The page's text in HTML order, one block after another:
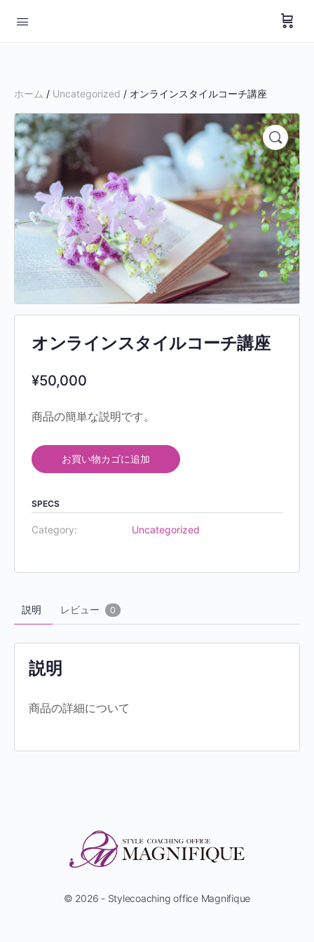
ホーム / Uncategorized / オンラインスタイルコーチ講座
🔍
オンラインスタイルコーチ講座
¥50,000
商品の簡単な説明です。
お買い物カゴに追加
SPECS
Category: Uncategorized
説明 レビュー 0
説明
商品の詳細について
© 2026 - Stylecoaching office Magnifique